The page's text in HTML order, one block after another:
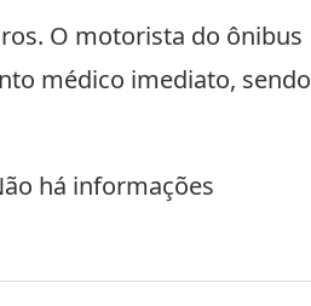
O motorista do ônibus
médico imediato, sendo
há informações